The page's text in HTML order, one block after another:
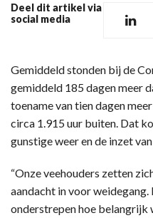
Deel dit artikel via
social media
Gemiddeld stonden bij de
gemiddeld 185 dagen meer
toename van tien dagen
circa 1.915 uur buiten. Dat
gunstige weer en de inzet
“Onze veehouders zetten
aandacht in voor
onderstrepen hoe belangrijk